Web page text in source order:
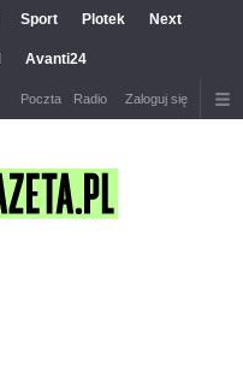
Sport Plotek Next
Avanti24
Poczta Radio Zaloguj się